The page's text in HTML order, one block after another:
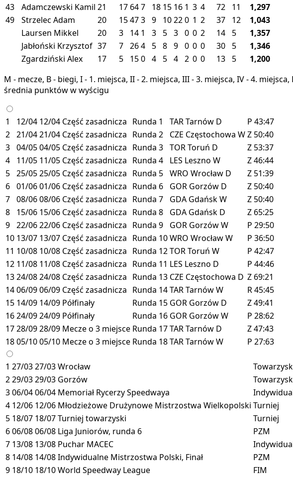
43
Adamczewski Kamil 21 17 647 18 15 16 1 3 4 72 11
1,297
49
Strzelec Adam 20 15473 9 10220 1 2 37 12
1,043
Laursen Mikkel
20 3 14 1 3 5 3 0 0 2 14 5
1,357
Jabłoński Krzysztof 37 7 264 5 8 9 0 0 0 30 5
1,346
Zgardziński Alex
17 5 150 4 5 4 2 0 0 13 5
1,200
M - mecze, B - biegi, I - 1. miejsca, II - 2. miejsca, III - 3. miejsca, IV - 4.
średnia punktów w wyścigu
1 12/04 12/04 Część zasadnicza Runda 1 TARTarnów D P 43:47
2 21/0421/04 Część zasadnicza Runda 2 CZE Częstochowa WZ 50:40
3 04/0504/05 Część zasadnicza Runda 3 TORToruń D Z 53:37
4
11/05 11/05 Część zasadnicza Runda 4 LES Leszno W Z46:44
5 25/0525/05 Część zasadnicza Runda 5 WRO Wrocław D Z 51:39
6 01/0601/06 Część zasadnicza Runda 6 GOR Gorzów D Z 50:40
7 08/0608/06 Część zasadnicza Runda 7 GDA GdańskW Z 50:40
8
15/06 15/06 Część zasadnicza Runda 8 GDA Gdańsk D Z 65:25
9 22/0622/06 Część zasadnicza Runda 9 GOR GorzówW P 29:50
10 13/07 13/07 Część zasadnicza Runda 10WRO WrocławW P 36:50
11 10/08 10/08 Część zasadnicza Runda 12TORToruń W P 42:47
12 11/08 11/08 Część zasadnicza Runda 11 LES Leszno D P 44:46
1324/0824/08 Część zasadnicza Runda 13 CZE Częstochowa D Z 69:21
1406/0906/09 Część zasadnicza Runda 14TARTarnówW R45:45
15 14/09 14/09 Półfinały Runda 15 GOR Gorzów D Z49:41
1624/0924/09 Półfinały Runda 16 GOR GorzówW P 28:62
1728/0928/09 Mecze o 3 miejsce Runda 17TARTarnów D Z47:43
1805/1005/10 Mecze o 3 miejsce Runda 18TARTarnówW P 27:63
1 27/0327/03Wrocław
229/0329/03 Gorzów
306/0406/04 Memoriał Rycerzy Speedwaya
4 12/06 12/06 Młodzieżowe Drużynowe Mistrzostwa Wielkopolski Turniej
5 18/07 18/07Turniej towarzyski
Turniej
606/0806/08 Liga Juniorów, runda 6 PZM
7 13/08 13/08 Puchar MACEC
8 14/08 14/08Indywidualne Mistrzostwa Polski, Finał PZM
9 18/10 18/10World Speedway League FIM